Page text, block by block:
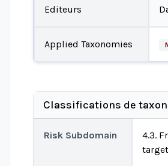
Editeurs
Applied Taxonomies
Classifications de
Risk Subdomain
4.3.